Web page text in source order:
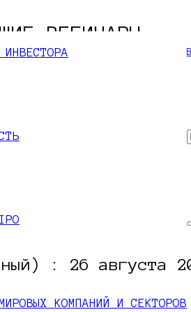
КОМПАНИЙ И СЕКТОРОВ
ВЕБИНАРЫ
: 26 августа